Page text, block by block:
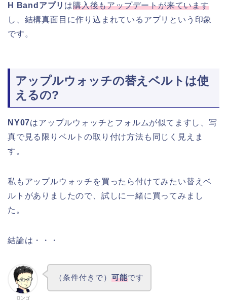
H Bandアプリ は購入後もアップデートが来ています
し、結構真面目に作り込まれているアプリという印象
です。
アップルウォッチの替えベルトは使
えるの?
NY07はアップルウォッチとフォルムが似てますし、写
真で見る限りベルトの取り付け方法も同じく見えま
す。
私もアップルウォッチを買ったら付けてみたい替えベ
ルトがありましたので、試しに一緒に買ってみまし
た。
結論は・・・
ロンゴ
（条件付きで） 可能です